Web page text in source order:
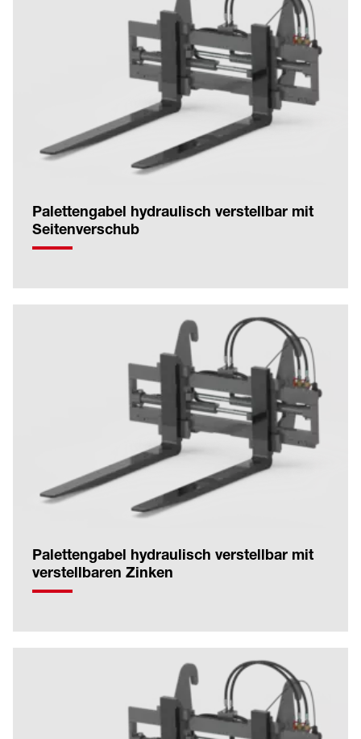
Palettengabel hydraulisch verstellbar mit
Seitenverschub
Palettengabel hydraulisch verstellbar mit
verstellbaren Zinken